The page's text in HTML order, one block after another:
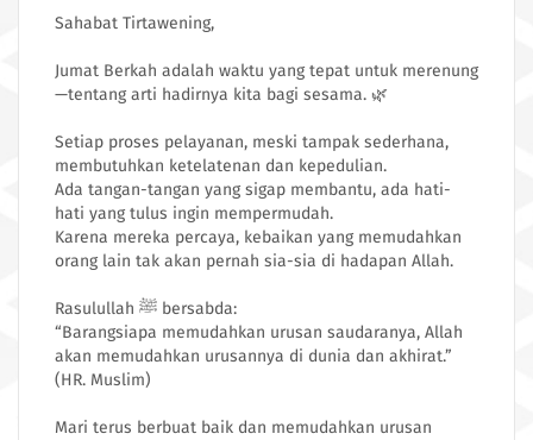
Sahabat Tirtawening,
Jumat Berkah adalah waktu yang tepat untuk merenung
—tentang arti hadirnya kita bagi sesama. 🌿
Setiap proses pelayanan, meski tampak sederhana,
membutuhkan ketelatenan dan kepedulian.
Ada tangan-tangan yang sigap membantu, ada hati-
hati yang tulus ingin mempermudah.
Karena mereka percaya, kebaikan yang memudahkan
orang lain tak akan pernah sia-sia di hadapan Allah.
Rasulullah ﷺ bersabda:
“Barangsiapa memudahkan urusan saudaranya, Allah
akan memudahkan urusannya di dunia dan akhirat.”
(HR. Muslim)
Mari terus berbuat baik dan memudahkan urusan